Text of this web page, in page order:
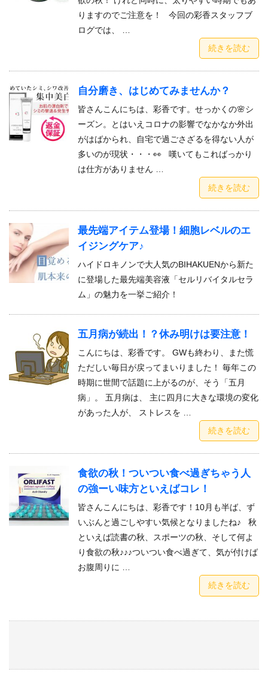
りますのでご注意を！ 今回の彩香スタッフブ
ログでは、 …
続きを読む
自分磨き、はじめてみませんか？
皆さんこんにちは、彩香です。せっかくの🌸シ
ーズン。とはいえコロナの影響でなかなか外出
がはばかられ、自宅で過ごさざるを得ない人が
多いのが現状・・・👀 嘆いてもこればっかり
は仕方がありません …
続きを読む
最先端アイテム登場！細胞レベルのエ
イジングケア♪
ハイドロキノンで大人気のBIHAKUENから新た
に登場した最先端美容液「セルリバイタルセラ
ム」の魅力を一挙ご紹介！
五月病が続出！？休み明けは要注意！
こんにちは、彩香です。 GWも終わり、また慌
ただしい毎日が戻ってまいりました！ 毎年この
時期に世間で話題に上がるのが、そう「五月
病」。 五月病は、 主に四月に大きな環境の変化
があった人が、 ストレスを …
続きを読む
食欲の秋！ついつい食べ過ぎちゃう人
の強ーい味方といえばコレ！
皆さんこんにちは、彩香です！10月も半ば、ず
いぶんと過ごしやすい気候となりましたね♪ 秋
といえば読書の秋、スポーツの秋、そして何よ
り食欲の秋♪♪♪ついつい食べ過ぎて、気が付けば
お腹周りに …
続きを読む